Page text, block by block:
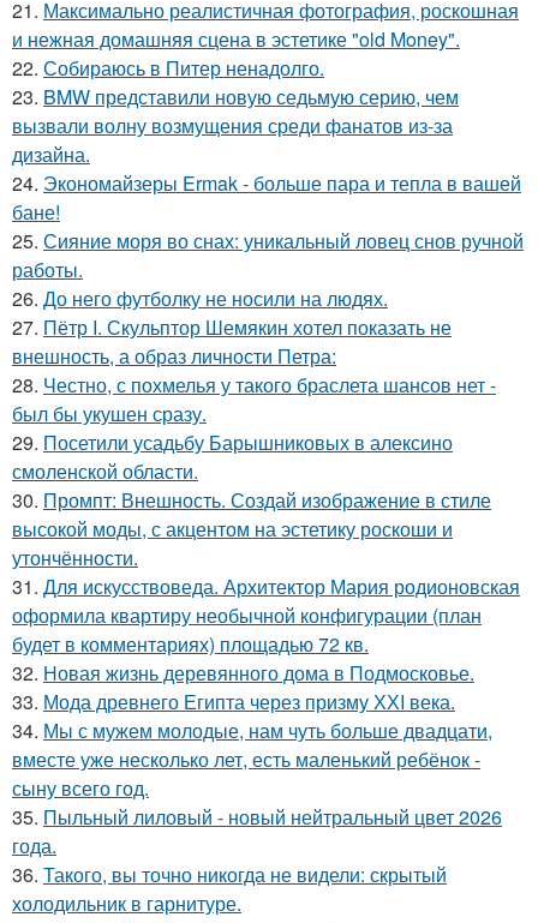
21. Максимально реалистичная фотография, роскошная
и нежная домашняя сцена в эстетике "old Money".
22. Собираюсь в Питер ненадолго.
23. BMW представили новую седьмую серию, чем
вызвали волну возмущения среди фанатов из-за
дизайна.
24. Экономайзеры Ermak - больше пара и тепла в вашей
бане!
25. Сияние моря во снах: уникальный ловец снов ручной
работы.
26. До него футболку не носили на людях.
27. Пётр I. Скульптор Шемякин хотел показать не
внешность, а образ личности Петра:
28. Честно, с похмелья у такого браслета шансов нет -
был бы укушен сразу.
29. Посетили усадьбу Барышниковых в алексино
смоленской области.
30. Промпт: Внешность. Создай изображение в стиле
высокой моды, с акцентом на эстетику роскоши и
утончённости.
31. Для искусствоведа. Архитектор Мария родионовская
оформила квартиру необычной конфигурации (план
будет в комментариях) площадью 72 кв.
32. Новая жизнь деревянного дома в Подмосковье.
33. Мода древнего Египта через призму ХХI века.
34. Мы с мужем молодые, нам чуть больше двадцати,
вместе уже несколько лет, есть маленький ребёнок -
сыну всего год.
35. Пыльный лиловый - новый нейтральный цвет 2026
года.
36. Такого, вы точно никогда не видели: скрытый
холодильник в гарнитуре.